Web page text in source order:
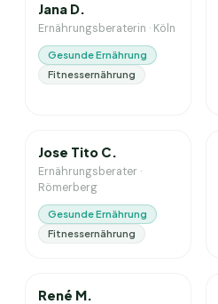
Jana D.
Ernährungsberaterin · Köln
Gesunde Ernährung
Fitnessernährung
Jose Tito C.
Ernährungsberater ·
Römerberg
Gesunde Ernährung
Fitnessernährung
René M.